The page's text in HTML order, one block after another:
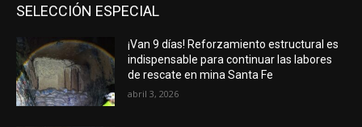
SELECCIÓN ESPECIAL
¡Van 9 días! Reforzamiento estructural es
indispensable para continuar las labores
de rescate en mina Santa Fe
abril 3, 2026